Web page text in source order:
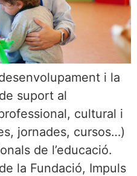
i la
suport al
cultural i
jornades, cursos…)
de l’educació.
la Fundació, Impuls